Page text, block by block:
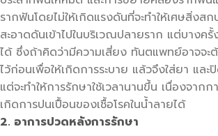
รากฟันโดยไม่ให้เกิดแรงดันที่จะทำให้เศษสิ่งส
สะอาดดันเข้าไปในบริเวณปลายราก แต่บางค
ได้ ซึ่งถ้าคิดว่ามีความเสี่ยง ทันตแพทย์อาจจะ
ไว้ก่อนเพื่อให้เกิดการระบาย แล้วจึงใส่ยา และ
แต่จะทำให้การรักษาใช้เวลานานขึ้น เนื่องจากก
เกิดการปนเปื้อนของเชื้อโรคในน้ำลายได้
2. อาการปวดหลังการรักษา